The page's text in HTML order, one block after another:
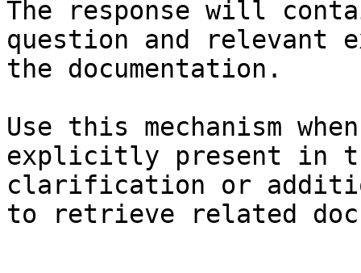
The response will
question and relevant
the documentation.
Use this mechanism
explicitly present in
clarification or